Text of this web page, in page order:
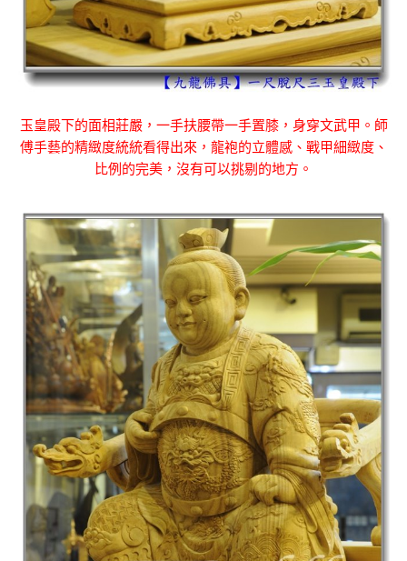
玉皇殿下的面相莊嚴，一手扶腰帶一手置膝，身穿文武甲。師
傅手藝的精緻度統統看得出來，龍袍的立體感、戰甲細緻度、
比例的完美，沒有可以挑剔的地方。